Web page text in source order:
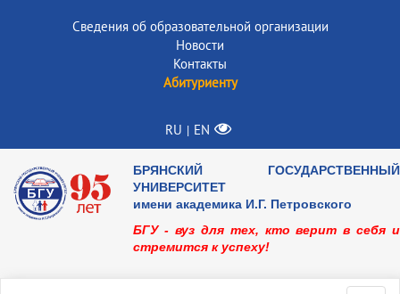
Сведения об образовательной организации
Новости
Контакты
Абитуриенту
RU | EN
БРЯНСКИЙ ГОСУДАРСТВЕННЫЙ
УНИВЕРСИТЕТ
имени академика И.Г. Петровского
БГУ - вуз для тех, кто верит в себя и
стремится к успеху!